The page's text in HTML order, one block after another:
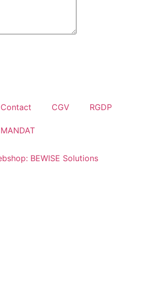
Contact CGV RGDP
MANDAT
BEWISE Solutions